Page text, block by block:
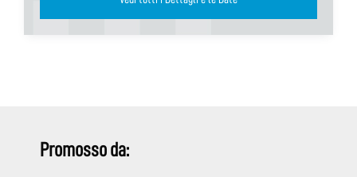
Promosso da: